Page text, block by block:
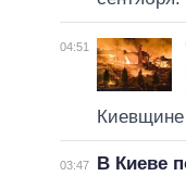
04:51
Киевщине
03:47
В Киеве